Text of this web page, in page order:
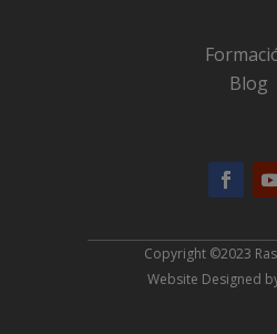
Blog
Copyright ©2023
Website Designed